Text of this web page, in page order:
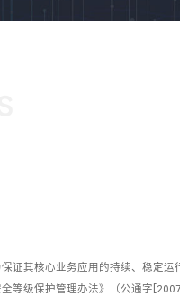
证其核心业务应用的持续、稳定
等级保护管理办法》（公通字